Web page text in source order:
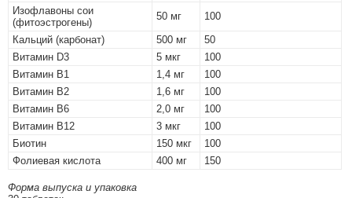
Изофлавоны сои
(фитоэстрогены)
50 мг
100
Кальций (карбонат)
500 мг
50
Витамин D3
5 мкг
100
Витамин B1
1,4 мг
100
Витамин B2
1,6 мг
100
Витамин B6
2,0 мг
100
Витамин B12
3 мкг
100
Биотин
150 мкг
100
Фолиевая кислота
400 мг 150
Форма выпуска и упаковка